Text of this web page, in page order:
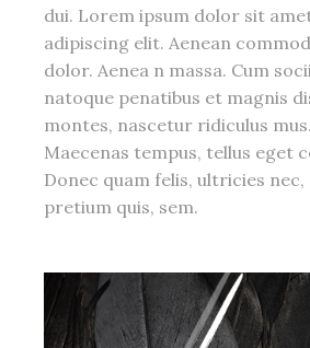
dui. Lorem ipsum dolor sit
adipiscing elit. Aenean
dolor. Aenea n massa. Cum
natoque penatibus et magnis
montes, nascetur ridiculus
Maecenas tempus, tellus eget
Donec quam felis, ultricies nec,
pretium quis, sem.